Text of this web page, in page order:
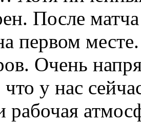
После
первом
Очень
у нас
рабочая